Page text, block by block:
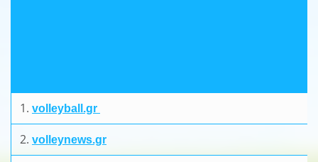
1. volleyball.gr
2. volleynews.gr